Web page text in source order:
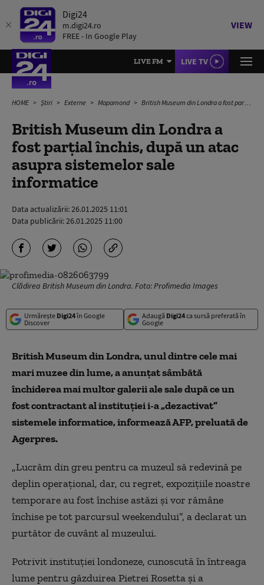
Digi24
m.digi24.ro
FREE - In Google Play
VIEW
LIVE FM LIVE TV
HOME Știri Externe Mapamond British Museum din Londra a fost parțial închis, după un atac asupra sistemelor sale informatice
British Museum din Londra a
fost parțial închis, după un atac
asupra sistemelor sale
informatice
Data actualizării:26.01.2025 11:01
Data publicării:26.01.2025 11:00
Clădirea British Museum din Londra. Foto: Profimedia Images
Urmărește Digi24în Google
Discover
Adaugă Digi24ca sursă preferată în
Google
British Museum din Londra, unul dintre cele mai
mari muzee din lume, a anunţat sâmbătă
închiderea mai multor galerii ale sale după ce un
fost contractant al instituţiei i-a „dezactivat”
sistemele informatice, informează AFP, preluată de
Agerpres.
„Lucrăm din greu pentru ca muzeul să redevină pe
deplin operaţional, dar, cu regret, expoziţiile noastre
temporare au fost închise astăzi şi vor rămâne
închise pe tot parcursul weekendului”, a declarat un
purtător de cuvânt al muzeului.
Potrivit instituţiei londoneze, cunoscută în întreaga
lume pentru găzduirea Pietrei Rosetta şi a